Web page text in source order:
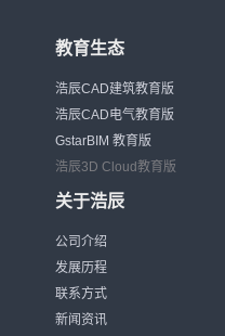
教育生态
浩辰CAD建筑教育版
浩辰CAD电气教育版
GstarBIM 教育版
浩辰3D Cloud教育版
关于浩辰
公司介绍
发展历程
联系方式
新闻资讯